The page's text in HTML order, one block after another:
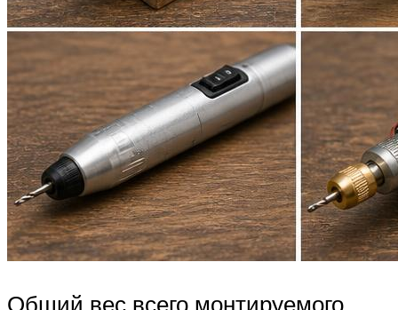
Общий вес всего монтируемого